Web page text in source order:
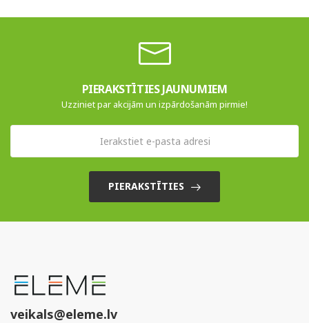
PIERAKSTĪTIES JAUNUMIEM
Uzziniet par akcijām un izpārdošanām pirmie!
PIERAKSTĪTIES
veikals@eleme.lv